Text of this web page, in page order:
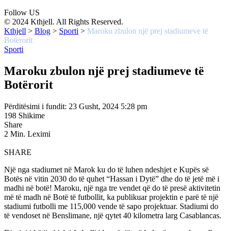
Follow US
© 2024 Kthjell. All Rights Reserved.
Kthjell > Blog > Sporti > Maroku zbulon një prej stadiumeve të
Botërorit
Sporti
Maroku zbulon një prej stadiumeve të
Botërorit
Përditësimi i fundit: 23 Gusht, 2024 5:28 pm
198 Shikime
Share
2 Min. Leximi
SHARE
Një nga stadiumet në Marok ku do të luhen ndeshjet e Kupës së
Botës në vitin 2030 do të quhet “Hassan i Dytë” dhe do të jetë më i
madhi në botë! Maroku, një nga tre vendet që do të presë aktivitetin
më të madh në Botë të futbollit, ka publikuar projektin e parë të një
stadiumi futbolli me 115,000 vende të sapo projektuar. Stadiumi do
të vendoset në Benslimane, një qytet 40 kilometra larg Casablancas.